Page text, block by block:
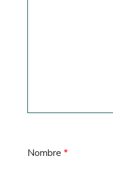
Nombre *